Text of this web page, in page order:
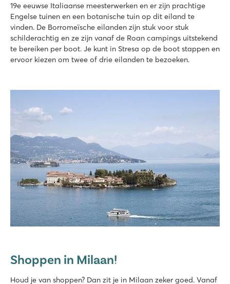
19e eeuwse Italiaanse meesterwerken en er zijn prachtige
Engelse tuinen en een botanische tuin op dit eiland te
vinden. De Borromeïsche eilanden zijn stuk voor stuk
schilderachtig en ze zijn vanaf de Roan campings uitstekend
te bereiken per boot. Je kunt in Stresa op de boot stappen en
ervoor kiezen om twee of drie eilanden te bezoeken.
Shoppen in Milaan!
Houd je van shoppen? Dan zit je in Milaan zeker goed. Vanaf